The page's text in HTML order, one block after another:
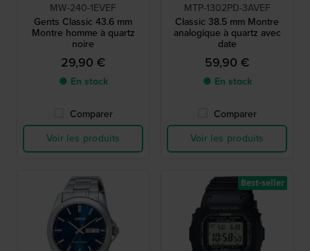
MW-240-1EVEF
Gents Classic 43.6 mm
Montre homme à quartz
noire
29,90 €
● En stock
Comparer
Voir les produits
MTP-1302PD-3AVEF
Classic 38.5 mm Montre
analogique à quartz avec
date
59,90 €
● En stock
Comparer
Voir les produits
Best-seller